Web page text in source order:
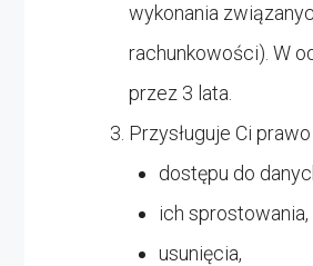
wykonania
rachunkowości). W
przez 3 lata.
Przysługuje Ci
dostępu do
ich sprostowania,
usunięcia,